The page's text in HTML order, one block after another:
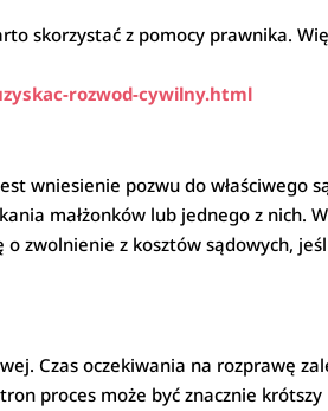
skorzystać z pomocy prawnika.
rozwod-cywilny.html
wniesienie pozwu do właściwego
małżonków lub jednego z nich.
zwolnienie z kosztów sądowych,
Czas oczekiwania na rozprawę
proces może być znacznie